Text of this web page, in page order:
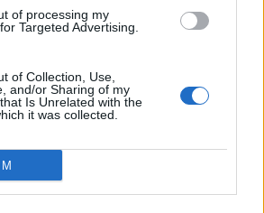
of processing my
Targeted Advertising.
of Collection, Use,
and/or Sharing of my
Is Unrelated with the
it was collected.
κατά 0,18%, στα 315,71
Meridiam στην ηλεκτρική
– Κύπρου